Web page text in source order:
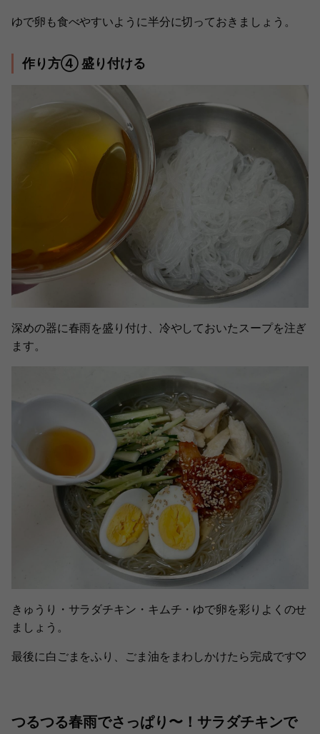
ゆで卵も食べやすいように半分に切っておきましょう。
作り方④ 盛り付ける
深めの器に春雨を盛り付け、冷やしておいたスープを注ぎ
ます。
きゅうり・サラダチキン・キムチ・ゆで卵を彩りよくのせ
ましょう。
最後に白ごまをふり、ごま油をまわしかけたら完成です♡
つるつる春雨でさっぱり〜！サラダチキンで